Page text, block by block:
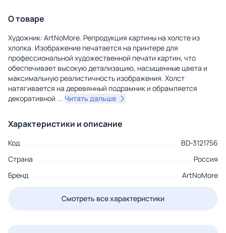
О товаре
Художник: ArtNoMore. Репродукция картины на холсте из
хлопка. Изображение печатается на принтере для
профессиональной художественной печати картин, что
обеспечивает высокую детализацию, насыщенные цвета и
максимальную реалистичность изображения. Холст
натягивается на деревянный подрамник и обрамляется
декоративной ... Читать дальше
Характеристики и описание
Код
BD-3121756
Страна
Россия
Бренд
ArtNoMore
Смотреть все характеристики